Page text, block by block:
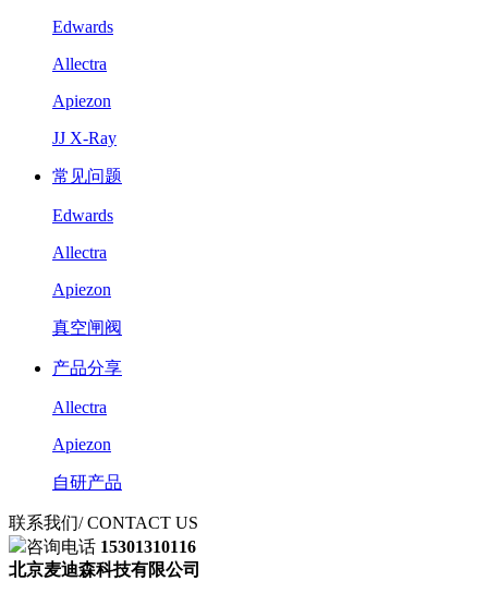
Edwards
Allectra
Apiezon
JJ X-Ray
常见问题
Edwards
Allectra
Apiezon
真空闸阀
产品分享
Allectra
Apiezon
自研产品
联系我们/ CONTACT US
咨询电话 15301310116
北京麦迪森科技有限公司